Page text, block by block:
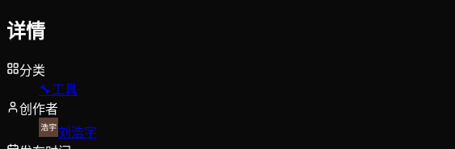
详情
分类
🔧工具
创作者
刘浩宇